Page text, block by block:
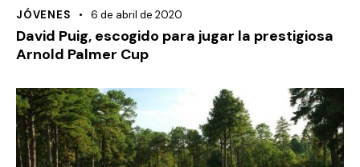
JÓVENES 6 de abril de 2020
David Puig, escogido para jugar la prestigiosa
Arnold Palmer Cup